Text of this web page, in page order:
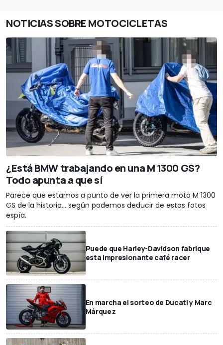
NOTICIAS SOBRE MOTOCICLETAS
¿Está BMW trabajando en una M 1300 GS?
Todo apunta a que sí
Parece que estamos a punto de ver la primera moto M 1300
GS de la historia... según podemos deducir de estas fotos
espía.
Puede que Harley-Davidson fabrique
esta impresionante café racer
En marcha el sorteo de Ducati y Marc
Márquez